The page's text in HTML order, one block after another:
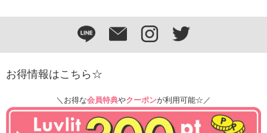
お得情報はこちら☆
＼お得な会員特典やクーポンが利用可能☆／